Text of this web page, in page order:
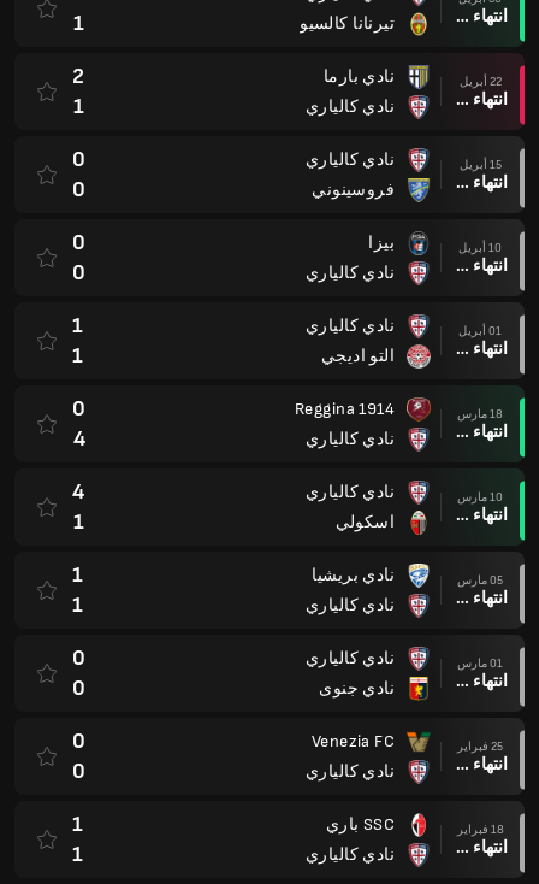
انتهاء وقت المباراة
تيرنانا كالسيو
1
22 أبريل
انتهاء وقت المباراة
نادي بارما
نادي كالياري
2
1
15 أبريل
انتهاء وقت المباراة
نادي كالياري
فروسينوني
0
0
10 أبريل
انتهاء وقت المباراة
بيزا
نادي كالياري
0
0
01 أبريل
انتهاء وقت المباراة
نادي كالياري
التو اديجي
1
1
18 مارس
انتهاء وقت المباراة
Reggina 1914
نادي كالياري
0
4
10 مارس
انتهاء وقت المباراة
نادي كالياري
اسكولي
4
1
05 مارس
انتهاء وقت المباراة
نادي بريشيا
نادي كالياري
1
1
01 مارس
انتهاء وقت المباراة
نادي كالياري
نادي جنوى
0
0
25 فبراير
انتهاء وقت المباراة
Venezia FC
نادي كالياري
0
0
18 فبراير
انتهاء وقت المباراة
SSC باري
نادي كالياري
1
1